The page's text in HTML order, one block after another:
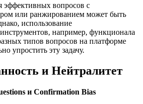
эффективных вопросов с
или ранжированием может быть
использование
например, функционала
типов вопросов на платформе
упростить эту задачу.
и Нейтралитет
и Confirmation Bias